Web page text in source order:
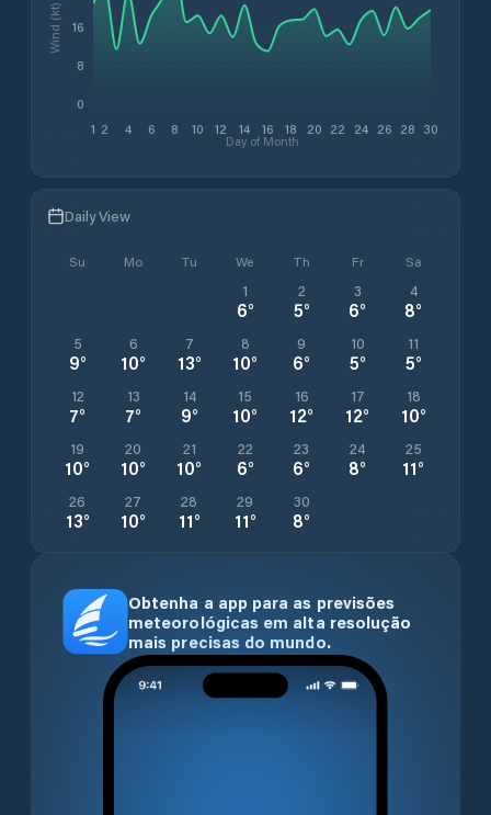
1 2 4 6 8 10 12 14 16 18 20 22 24 26 28 30
Day of Month
0
8
16
Wind (kt)
Daily View
Su Mo Tu We Th Fr Sa
1
6°
2
5°
3
6°
4
8°
5
9°
6
10°
7
13°
8
10°
9
6°
10
5°
11
5°
12
7°
13
7°
14
9°
15
10°
16
12°
17
12°
18
10°
19
10°
20
10°
21
10°
22
6°
23
6°
24
8°
25
11°
26
13°
27
10°
28
11°
29
11°
30
8°
Obtenha a app para as previsões
meteorológicas em alta resolução
mais precisas do mundo.